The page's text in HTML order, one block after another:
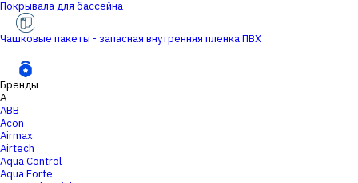
Покрывала для бассейна
Чашковые пакеты - запасная внутренняя пленка ПВХ
Бренды
A
ABB
Acon
Airmax
Airtech
Aqua Control
Aqua Forte